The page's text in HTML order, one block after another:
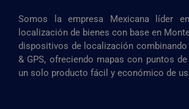
Somos la empresa Mexicana líder
localización de bienes con base en
dispositivos de localización combinando
& GPS, ofreciendo mapas con puntos
un solo producto fácil y económico de